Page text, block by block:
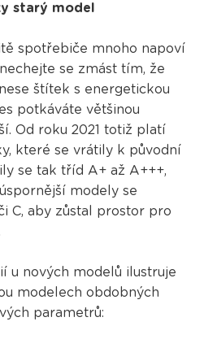
starý model
spotřebiče mnoho napoví
se zmást tím, že
štítek s energetickou
potkáváte většinou
Od roku 2021 totiž platí
které se vrátily k původní
se tak tříd A+ až A+++,
modely se
C, aby zůstal prostor pro
u nových modelů ilustruje
modelech obdobných
parametrů: